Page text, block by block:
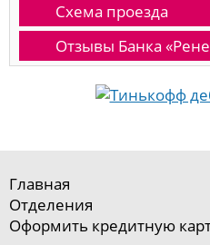
Схема проезда
Отзывы Банка
Главная
Отделения
Оформить кредитную